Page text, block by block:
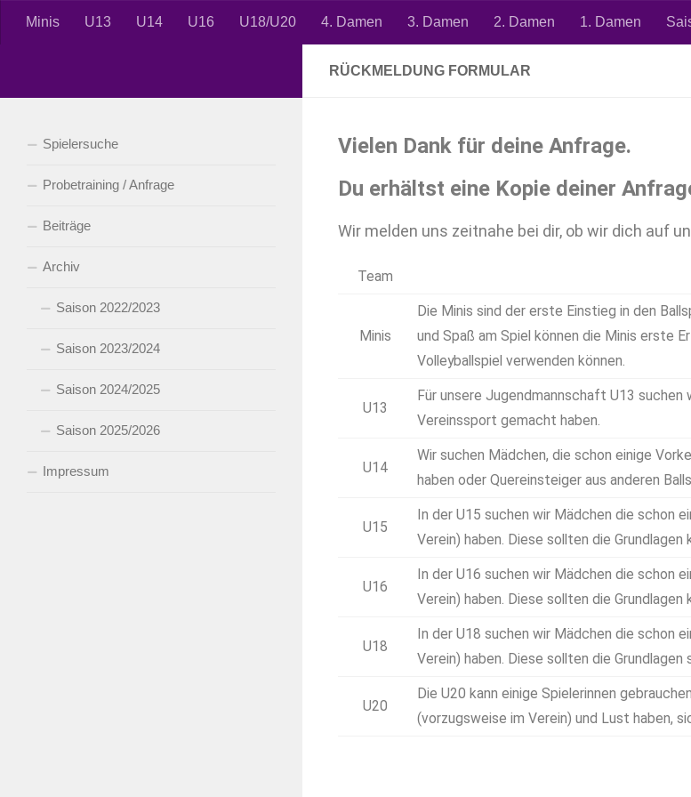
Zum Inhalt springen
Minis U13 U14 U16 U18/U20 4. Damen 3. Damen 2. Damen 1. Damen
RÜCKMELDUNG FORMULAR
Vielen Dank für deine Anfrage.
Du erhältst eine Kopie deiner
Wir melden uns zeitnahe bei dir, ob wir dich auf
Team
Minis
Die Minis sind der erste Einstieg in den
und Spaß am Spiel können die Minis erste
Volleyballspiel verwenden können.
U13
Für unsere Jugendmannschaft U13
Vereinssport gemacht haben.
U14
Wir suchen Mädchen, die schon einige
haben oder Quereinsteiger aus anderen
U15
In der U15 suchen wir Mädchen die schon
Verein) haben. Diese sollten die Grundlagen
U16
In der U16 suchen wir Mädchen die schon
Verein) haben. Diese sollten die Grundlagen
U18
In der U18 suchen wir Mädchen die schon
Verein) haben. Diese sollten die Grundlagen
U20
Die U20 kann einige Spielerinnen
(vorzugsweise im Verein) und Lust haben,
Spielersuche
Probetraining / Anfrage
Beiträge
Archiv
Saison 2022/2023
Saison 2023/2024
Saison 2024/2025
Saison 2025/2026
Impressum